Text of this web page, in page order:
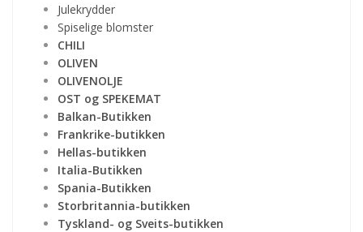
Julekrydder
Spiselige blomster
CHILI
OLIVEN
OLIVENOLJE
OST og SPEKEMAT
Balkan-Butikken
Frankrike-butikken
Hellas-butikken
Italia-Butikken
Spania-Butikken
Storbritannia-butikken
Tyskland- og Sveits-butikken